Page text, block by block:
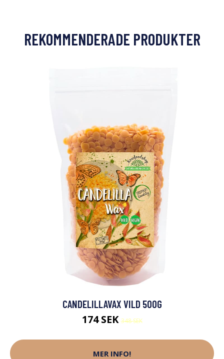
REKOMMENDERADE PRODUKTER
CANDELILLAVAX VILD 500G
174 SEK348 SEK
MER INFO!